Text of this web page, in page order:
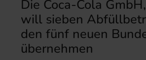
Die Coca-Cola
will sieben
den fünf neuen
übernehmen